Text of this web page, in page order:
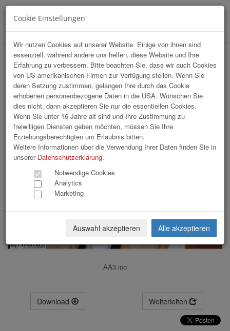
Marketing Club Linz | Kamingespräch
mit Samy Molcho
AA3.jpg
Download Weiterleiten
Cookie Einstellungen
Wir nutzen Cookies auf unserer Website. Einige von ihnen sind
essenziell, während andere uns helfen, diese Website und Ihre
Erfahrung zu verbessern. Bitte beachten Sie, dass wir auch Cookies
von US-amerikanischen Firmen zur Verfügung stellen. Wenn Sie
deren Setzung zustimmen, gelangen Ihre durch das Cookie
erhobenen personenbezogene Daten in die USA. Wünschen Sie
dies nicht, dann akzeptieren Sie nur die essentiellen Cookies.
Wenn Sie unter 16 Jahre alt sind und Ihre Zustimmung zu
freiwilligen Diensten geben möchten, müssen Sie Ihre
Erziehungsberechtigten um Erlaubnis bitten.
Weitere Informationen über die Verwendung Ihrer Daten finden Sie in
unserer Datenschutzerklärung.
Notwendige Cookies
Analytics
Marketing
Auswahl akzeptieren Alle akzeptieren